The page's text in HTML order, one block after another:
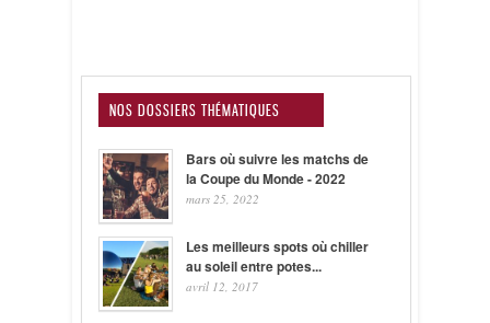
NOS DOSSIERS THÉMATIQUES
Bars où suivre les matchs de
la Coupe du Monde - 2022
mars 25, 2022
Les meilleurs spots où chiller
au soleil entre potes...
avril 12, 2017